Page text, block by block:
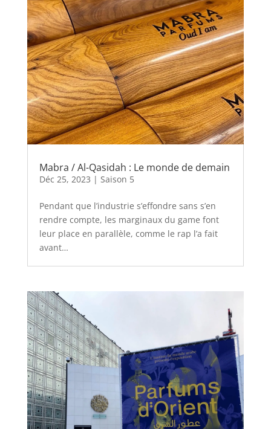
Mabra / Al-Qasidah : Le monde de demain
Déc 25, 2023 | Saison 5
Pendant que l’industrie s’effondre sans s’en
rendre compte, les marginaux du game font
leur place en parallèle, comme le rap l’a fait
avant…